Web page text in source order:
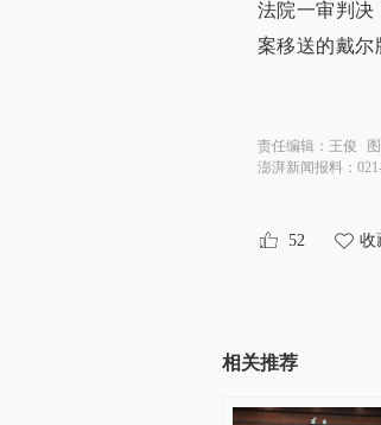
法院一审判决
案移送的戴尔
责任编辑： 王俊
澎湃新闻报料：
52 收
相关推荐